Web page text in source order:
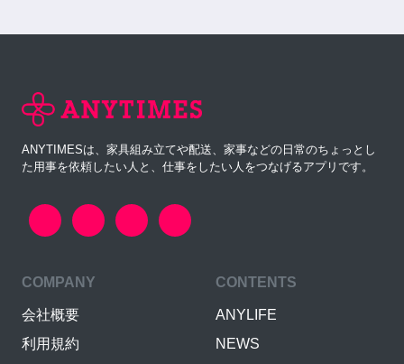
ANYTIMESは、家具組み立てや配送、家事などの日常のちょっとし
た用事を依頼したい人と、仕事をしたい人をつなげるアプリです。
COMPANY
会社概要
利用規約
CONTENTS
ANYLIFE
NEWS